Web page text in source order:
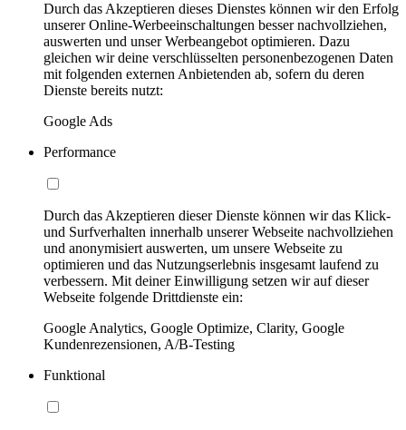
Durch das Akzeptieren dieses Dienstes können wir den Erfolg
unserer Online-Werbeeinschaltungen besser nachvollziehen,
auswerten und unser Werbeangebot optimieren. Dazu
gleichen wir deine verschlüsselten personenbezogenen Daten
mit folgenden externen Anbietenden ab, sofern du deren
Dienste bereits nutzt:
Google Ads
Performance
Durch das Akzeptieren dieser Dienste können wir das Klick-
und Surfverhalten innerhalb unserer Webseite nachvollziehen
und anonymisiert auswerten, um unsere Webseite zu
optimieren und das Nutzungserlebnis insgesamt laufend zu
verbessern. Mit deiner Einwilligung setzen wir auf dieser
Webseite folgende Drittdienste ein:
Google Analytics, Google Optimize, Clarity, Google
Kundenrezensionen, A/B-Testing
Funktional